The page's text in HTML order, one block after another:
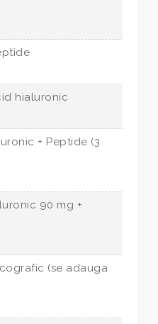
hialuronic
+ Peptide (3
90 mg +
(se adauga